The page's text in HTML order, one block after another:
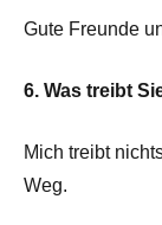
Gute Freunde
6. Was treibt
Mich treibt
Weg.